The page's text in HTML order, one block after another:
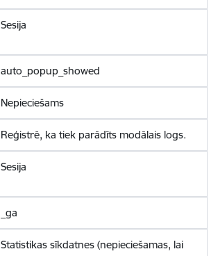
Sesija
auto_popup_showed
Nepieciešams
Reģistrē, ka tiek parādīts modālais logs.
Sesija
_ga
Statistikas sīkdatnes (nepieciešamas, lai